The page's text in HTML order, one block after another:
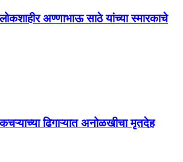
अण्णाभाऊ साठे यांच्या स्मारकाचे
ढिगाऱ्यात अनोळखीचा मृतदेह